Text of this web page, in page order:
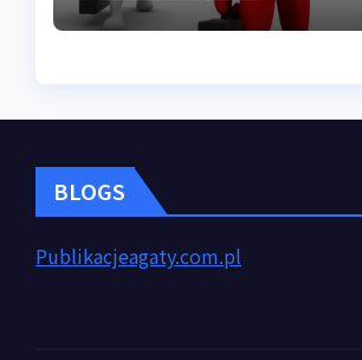
BLOGS
Publikacjeagaty.com.pl